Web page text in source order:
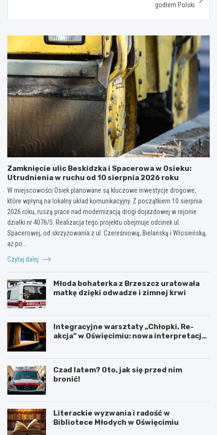
godłem Polski
Zamknięcie ulic Beskidzka i Spacerowa w Osieku:
Utrudnienia w ruchu od 10 sierpnia 2026 roku
W miejscowości Osiek planowane są kluczowe inwestycje drogowe,
które wpłyną na lokalny układ komunikacyjny. Z początkiem 10 sierpnia
2026 roku, ruszą prace nad modernizacją drogi dojazdowej w rejonie
działki nr 4076/5. Realizacja tego projektu obejmuje odcinek ul.
Spacerowej, od skrzyżowania z ul. Czereśniową, Bielańską i Włosieńską,
aż po…
Czytaj dalej
Młoda bohaterka z Brzeszcz uratowała
matkę dzięki odwadze i zimnej krwi
Integracyjne warsztaty „Chłopki. Re-
akcja” w Oświęcimiu: nowa interpretacja
Czad latem? Oto, jak się przed nim
bronić!
Literackie wyzwania i radość w
Bibliotece Młodych w Oświęcimiu